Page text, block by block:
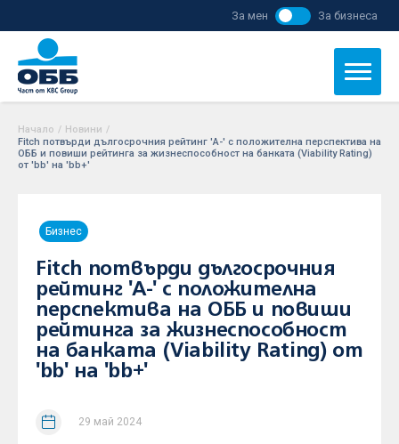
За мен За бизнеса
Начало / Новини /
Fitch потвърди дългосрочния рейтинг 'A-' с положителна перспектива на
ОББ и повиши рейтинга за жизнеспособност на банката (Viability Rating)
от 'bb' на 'bb+'
Бизнес
Fitch потвърди дългосрочния
рейтинг 'A-' с положителна
перспектива на ОББ и повиши
рейтинга за жизнеспособност
на банката (Viability Rating) от
'bb' на 'bb+'
29 май 2024